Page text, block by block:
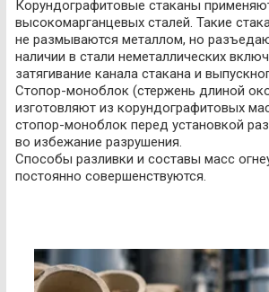
Корундографитовые стаканы
высокомарганцевых сталей. Такие
не размываются металлом, но
наличии в стали неметаллических
затягивание канала стакана и
Стопор-моноблок (стержень длиной
изготовляют из корундографитовых
стопор-моноблок перед установкой
во избежание разрушения.
Способы разливки и составы масс
постоянно совершенствуются.